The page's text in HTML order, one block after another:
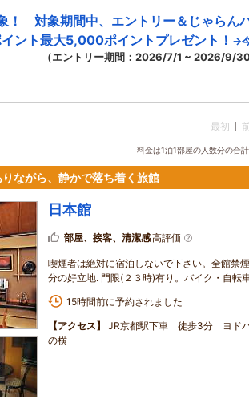
！ 対象期間中、エントリー＆じゃらん
ント最大5,000ポイントプレゼント！ →
（エントリー期間：2026/7/1 ~ 2026/9/30
最初
料金は1泊1部屋の人数分の合
ながら、静かで落ち着く旅館
日本館
部屋、接客、清潔感高評価
喫煙者は絶対に宿泊しないで下さい。全館禁
分の好立地. 門限(２３時)有り。バイク・自転
15時間前に予約されました
【アクセス】
JR京都駅下車 徒歩3分 ヨド
の横